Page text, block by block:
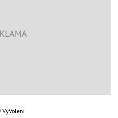
VyVolení